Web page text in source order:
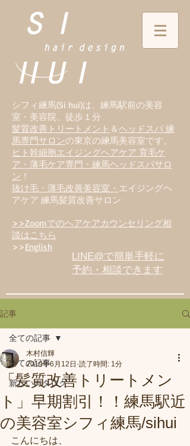
シフィ練馬(Si hui)は、 練馬駅前の美容
室・美容院、徒歩１分
髪質改善トリートメント ＆ヘッドスパ 練
馬専門サロンの東京の練馬美容室です。
ヒト幹細胞エイジングヘアケア 育毛ケ
ア・薄毛ケア専門・練馬ヘッドスパサロ
ン ！
抜け毛・薄毛改善美容室・ エイジングヘ
アケア 練馬髪質改善サロン
>>Zoomでのヘアケアカウンセリング相
談はこちら
>>English
LINE@で簡単手軽に
予約・相談できます
記事
全ての記事
新しいカタログ
全ての記事
「髪質改善トリートメン
ト」早期割引！！練馬駅近
の美容室シフィ練馬/sihui
木村信輝
2019年6月12日 読了時間: 1分
こんにちは、